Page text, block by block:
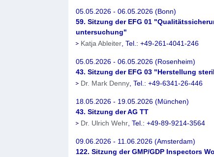
05.05.2026 - 06.05.2026 (Bonn)
59. Sitzung der EFG 01
untersuchung"
Katja Ableiter , Tel.: +49-261-4041-246
05.05.2026 - 06.05.2026 (Rosenheim)
43. Sitzung der EFG 03 "Herstellung
Dr. Mark Denny , Tel.: +49-6341-26-446
18.05.2026 - 19.05.2026 (München)
43. Sitzung der AG TT
Dr. Ulrich Wehr , Tel.: +49-89-9214-3564
09.06.2026 - 11.06.2026 (Amsterdam)
122. Sitzung der GMP/GDP Inspectors